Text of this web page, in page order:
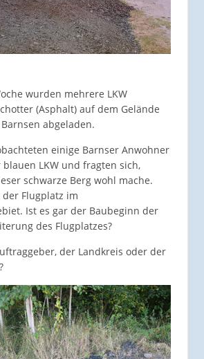
wurden mehrere LKW
(Asphalt) auf dem Gelände
abgeladen.
einige Barnser Anwohner
LKW und fragten sich,
schwarze Berg wohl mache.
Flugplatz im
Ist es gar der Baubeginn der
des Flugplatzes?
der Landkreis oder der